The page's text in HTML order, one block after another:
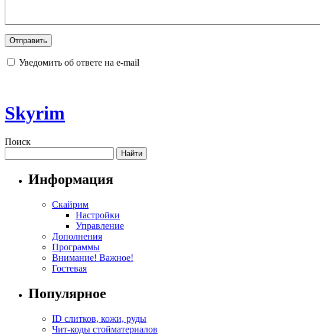
Уведомить об ответе на e-mail
Skyrim
Поиск
Информация
Скайрим
Настройки
Управление
Дополнения
Программы
Внимание! Важное!
Гостевая
Популярное
ID слитков, кожи, руды
Чит-коды стойматериалов